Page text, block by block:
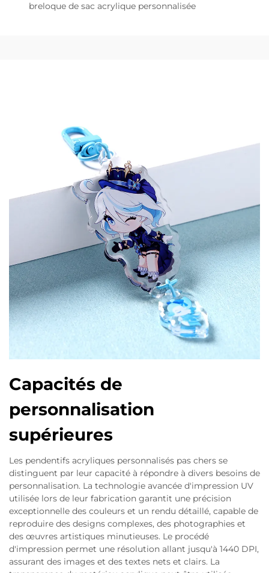
breloque de sac acrylique personnalisée
Capacités de
personnalisation
supérieures
Les pendentifs acryliques personnalisés pas chers se
distinguent par leur capacité à répondre à divers besoins de
personnalisation. La technologie avancée d'impression UV
utilisée lors de leur fabrication garantit une précision
exceptionnelle des couleurs et un rendu détaillé, capable de
reproduire des designs complexes, des photographies et
des œuvres artistiques minutieuses. Le procédé
d'impression permet une résolution allant jusqu'à 1440 DPI,
assurant des images et des textes nets et clairs. La